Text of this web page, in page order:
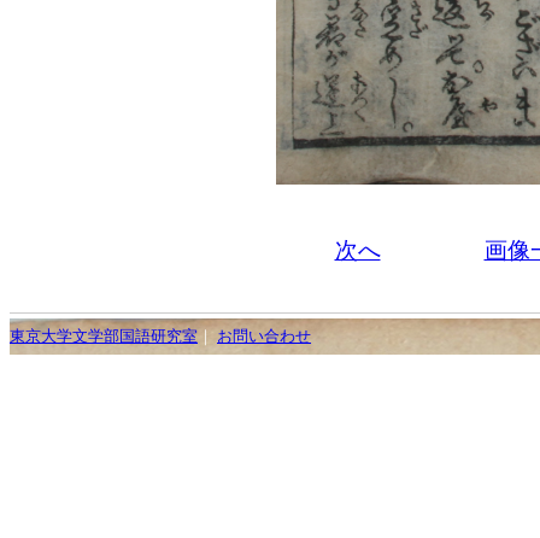
次へ 画像
東京大学文学部国語研究室 お問い合わせ